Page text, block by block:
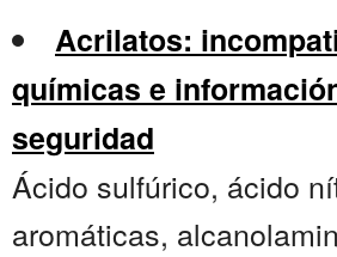
Acrilatos:
químicas e
seguridad
Ácido sulfúrico, ácido
aromáticas,